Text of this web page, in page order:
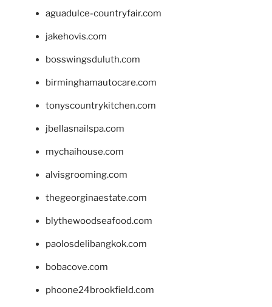
aguadulce-countryfair.com
jakehovis.com
bosswingsduluth.com
birminghamautocare.com
tonyscountrykitchen.com
jbellasnailspa.com
mychaihouse.com
alvisgrooming.com
thegeorginaestate.com
blythewoodseafood.com
paolosdelibangkok.com
bobacove.com
phoone24brookfield.com